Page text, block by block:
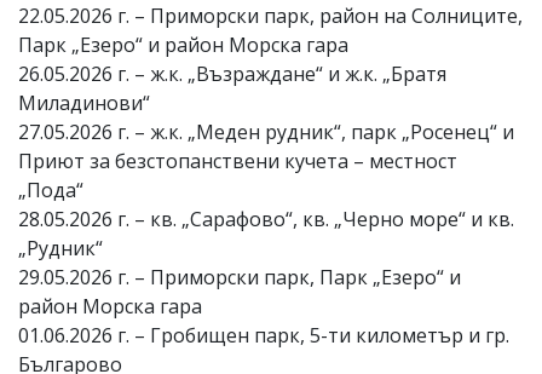
22.05.2026 г. – Приморски парк, район на Солниците,
Парк „Езеро“ и район Морска гара
26.05.2026 г. – ж.к. „Възраждане“ и ж.к. „Братя
Миладинови“
27.05.2026 г. – ж.к. „Меден рудник“, парк „Росенец“ и
Приют за безстопанствени кучета – местност
„Пода“
28.05.2026 г. – кв. „Сарафово“, кв. „Черно море“ и кв.
„Рудник“
29.05.2026 г. – Приморски парк, Парк „Езеро“ и
район Морска гара
01.06.2026 г. – Гробищен парк, 5-ти километър и гр.
Българово